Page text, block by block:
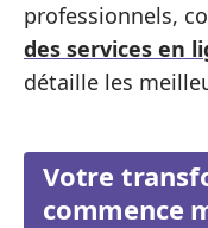
professionnels,
des services en
détaille les
Votre
commence